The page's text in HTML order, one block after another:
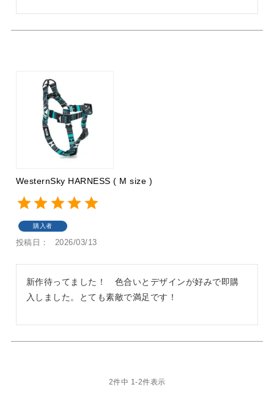
WesternSky HARNESS ( M size )
購入者
投稿日 2026/03/13
新作待ってました！　色合いとデザインが好みで即購
入しました。とても素敵で満足です！
2件中 1-2件表示